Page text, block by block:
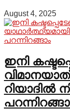
August 4, 2025
ഇനി
റിയാദിൽ